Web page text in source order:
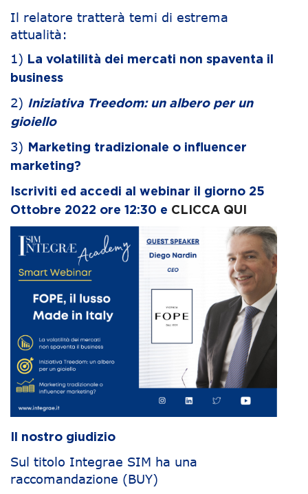
Il relatore tratterà temi di estrema
attualità:
1) La volatilità dei mercati non spaventa il
business
2) Iniziativa Treedom: un albero per un
gioiello
3)
Marketing tradizionale o influencer
marketing?
Iscriviti ed accedi al webinar il giorno 25
Ottobre 2022 ore 12:30 e CLICCA QUI
Il nostro giudizio
Sul titolo Integrae SIM ha una
raccomandazione (BUY)